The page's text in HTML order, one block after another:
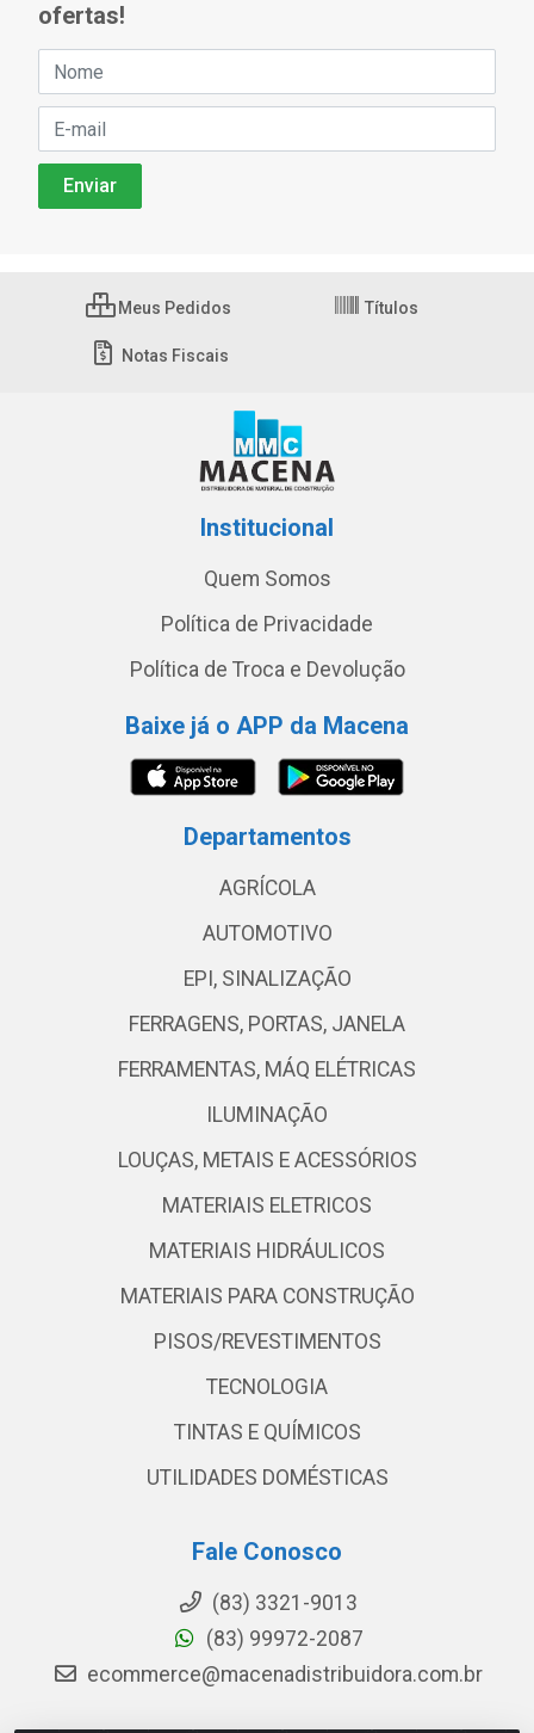
ofertas!
Meus Pedidos Títulos
Notas Fiscais
Institucional
Quem Somos
Política de Privacidade
Política de Troca e Devolução
Baixe já o APP da Macena
Departamentos
AGRÍCOLA
AUTOMOTIVO
EPI, SINALIZAÇÃO
FERRAGENS, PORTAS, JANELA
FERRAMENTAS, MÁQ ELÉTRICAS
ILUMINAÇÃO
LOUÇAS, METAIS E ACESSÓRIOS
MATERIAIS ELETRICOS
MATERIAIS HIDRÁULICOS
MATERIAIS PARA CONSTRUÇÃO
PISOS/REVESTIMENTOS
TECNOLOGIA
TINTAS E QUÍMICOS
UTILIDADES DOMÉSTICAS
Fale Conosco
(83) 3321-9013
(83) 99972-2087
ecommerce@macenadistribuidora.com.br